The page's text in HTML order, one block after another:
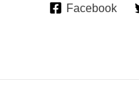
Facebook